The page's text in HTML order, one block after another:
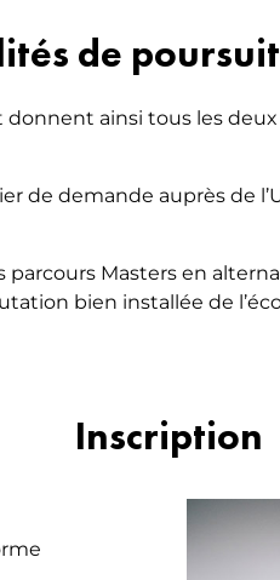
de
donnent ainsi tous les
de demande auprès de
Masters en
bien installée de
Inscription